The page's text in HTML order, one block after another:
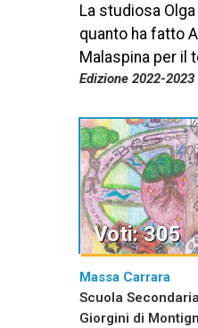
La studiosa
quanto ha fatto
Malaspina per il
Edizione 2022-2023
Massa Carrara
Scuola
Giorgini di
Voti: 305